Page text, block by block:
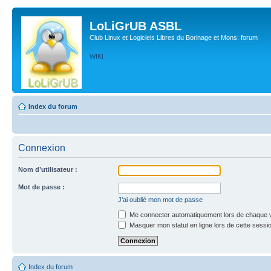
LoLiGrUB ASBL
Club Linux et Logiciels Libres du Borinage et Mons: forum
WIKI
Index du forum
Connexion
Nom d’utilisateur :
Mot de passe :
J’ai oublié mon mot de passe
Me connecter automatiquement lors de chaque
Masquer mon statut en ligne lors de cette
Index du forum